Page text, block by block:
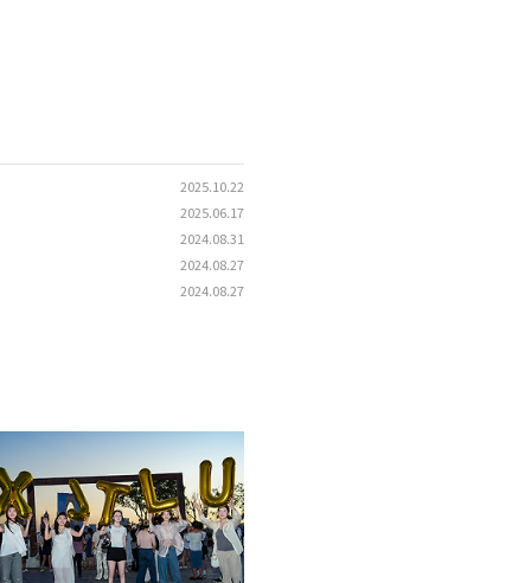
2025.10.22
2025.06.17
2024.08.31
2024.08.27
2024.08.27